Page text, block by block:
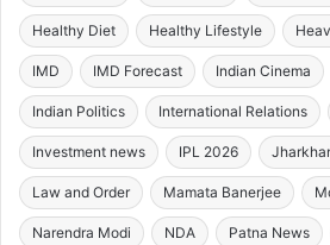
Healthy Diet Healthy Lifestyle
IMD IMD Forecast Indian Cinema
Indian Politics International Relations
Investment news IPL 2026
Law and Order Mamata Banerjee
Narendra Modi NDA Patna News